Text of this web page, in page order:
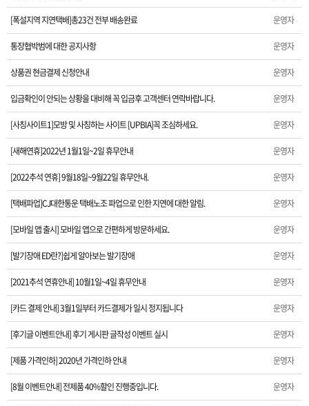
통장협박범에 대한 공지사항
상품권 현금결제 신청안내
입금확인이 안되는 상황을 대비해 꼭 입금후 고객센터 연락바랍니다.
[사칭사이트1]모방 및 사칭하는 사이트 [UPBIA]꼭 조심하세요.
[새해연휴]2022년 1월1일~2일 휴무안내
[2022추석 연휴] 9월18일~9월22일 휴무안내.
[택배파업]CJ대한통운 택배노조 파업으로 인한 지연에 대한 알림.
[모바일 앱 출시] 모바일 앱으로 간편하게 방문하세요.
[발기장애 ED란?]쉽게 알아보는 발기장애
[2021추석 연휴안내] 10월1일~4일 휴무안내
[카드 결제 안내] 3월1일부터 카드결제가 일시 정지됩니다
[후기글 이벤트안내] 후기 게시판 글작성 이벤트 실시
[폭설지역 지연택배]총23건 전부 배송완료 운영자
통장협박범에 대한 공지사항 운영자
상품권 현금결제 신청안내 운영자
입금확인이 안되는 상황을 대비해 꼭 입금후 고객센터 연락바랍니다. 운영자
[사칭사이트1]모방 및 사칭하는 사이트 [UPBIA]꼭 조심하세요. 운영자
[새해연휴]2022년 1월1일~2일 휴무안내 운영자
[2022추석 연휴] 9월18일~9월22일 휴무안내. 운영자
[택배파업]CJ대한통운 택배노조 파업으로 인한 지연에 대한 알림. 운영자
[모바일 앱 출시] 모바일 앱으로 간편하게 방문하세요. 운영자
[발기장애 ED란?]쉽게 알아보는 발기장애 운영자
[2021추석 연휴안내] 10월1일~4일 휴무안내 운영자
[카드 결제 안내] 3월1일부터 카드결제가 일시 정지됩니다 운영자
[후기글 이벤트안내] 후기 게시판 글작성 이벤트 실시 운영자
[제품 가격인하] 2020년 가격인하 안내 운영자
[8월 이벤트안내] 전제품 40%할인 진행중입니다. 운영자